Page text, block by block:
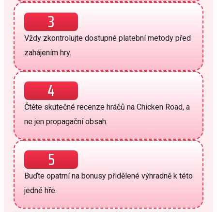
3
Vždy zkontrolujte dostupné platební metody před
zahájením hry.
4
Čtěte skutečné recenze hráčů na Chicken Road, a
ne jen propagační obsah.
5
Buďte opatrní na bonusy přidělené výhradně k této
jedné hře.